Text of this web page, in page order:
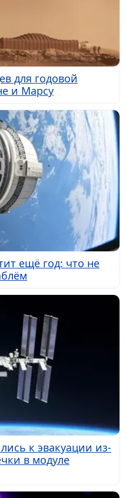
для годовой
и Марсу
ещё год: что не
к эвакуации из-
в модуле